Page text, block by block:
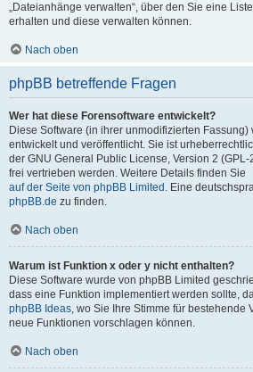
„Dateianhänge verwalten“, über den Sie eine
erhalten und diese verwalten können.
Nach oben
phpBB betreffende Fragen
Wer hat diese Forensoftware entwickelt?
Diese Software (in ihrer unmodifizierten Fassung)
entwickelt und veröffentlicht. Sie ist
der GNU General Public License, Version 2
frei vertrieben werden. Weitere Details finden Sie
auf der Seite von phpBB Limited . Eine
phpBB.de zu finden.
Nach oben
Warum ist Funktion x oder y nicht enthalten?
Diese Software wurde von phpBB Limited
dass eine Funktion implementiert werden sollte,
phpBB Ideas, wo Sie Ihre Stimme für bestehende
neue Funktionen vorschlagen können.
Nach oben